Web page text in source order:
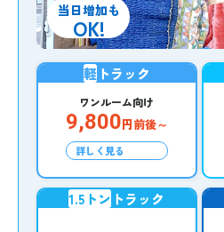
当日増加も
OK!
軽トラック
ワンルーム向け
9,800円前後～
詳しく見る
1.5トン トラック